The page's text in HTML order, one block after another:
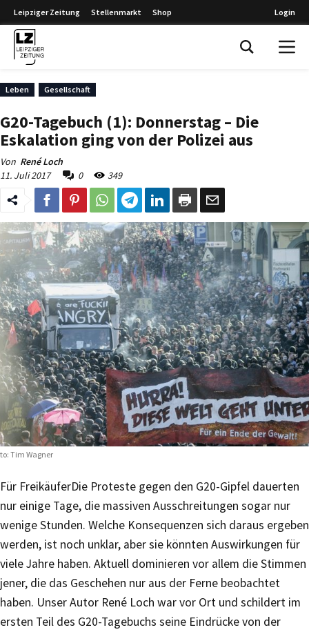
Leipziger Zeitung Stellenmarkt Shop Login
Leben Gesellschaft
G20-Tagebuch (1): Donnerstag – Die
Eskalation ging von der Polizei aus
Von René Loch
11. Juli 2017
0 349
Tim Wagner
Für FreikäuferDie Proteste gegen den G20-Gipfel dauerten
nur einige Tage, die massiven Ausschreitungen sogar nur
wenige Stunden. Welche Konsequenzen sich daraus ergeben
werden, ist noch unklar, aber sie könnten Auswirkungen für
viele Jahre haben. Aktuell dominieren vor allem die Stimmen
jener, die das Geschehen nur aus der Ferne beobachtet
haben. Unser Autor René Loch war vor Ort und schildert im
ersten Teil des G20-Tagebuchs seine Eindrücke von der